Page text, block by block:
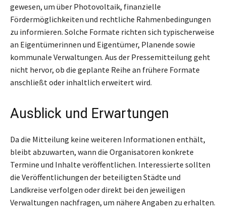
gewesen, um über Photovoltaik, finanzielle
Fördermöglichkeiten und rechtliche Rahmenbedingungen
zu informieren. Solche Formate richten sich typischerweise
an Eigentümerinnen und Eigentümer, Planende sowie
kommunale Verwaltungen. Aus der Pressemitteilung geht
nicht hervor, ob die geplante Reihe an frühere Formate
anschließt oder inhaltlich erweitert wird.
Ausblick und Erwartungen
Da die Mitteilung keine weiteren Informationen enthält,
bleibt abzuwarten, wann die Organisatoren konkrete
Termine und Inhalte veröffentlichen. Interessierte sollten
die Veröffentlichungen der beteiligten Städte und
Landkreise verfolgen oder direkt bei den jeweiligen
Verwaltungen nachfragen, um nähere Angaben zu erhalten.